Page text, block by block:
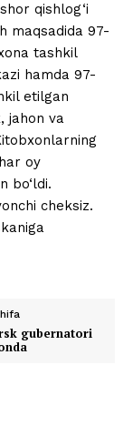
qishlog‘i
maqsadida 97-
tashkil
hamda 97-
etilgan
jahon va
oy
bo‘ldi.
cheksiz.
gubernatori